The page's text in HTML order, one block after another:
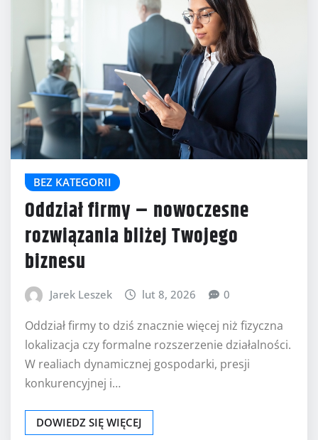
BEZ KATEGORII
Oddział firmy – nowoczesne
rozwiązania bliżej Twojego
biznesu
Jarek Leszek lut 8, 2026 0
Oddział firmy to dziś znacznie więcej niż fizyczna
lokalizacja czy formalne rozszerzenie działalności.
W realiach dynamicznej gospodarki, presji
konkurencyjnej i…
DOWIEDZ SIĘ WIĘCEJ